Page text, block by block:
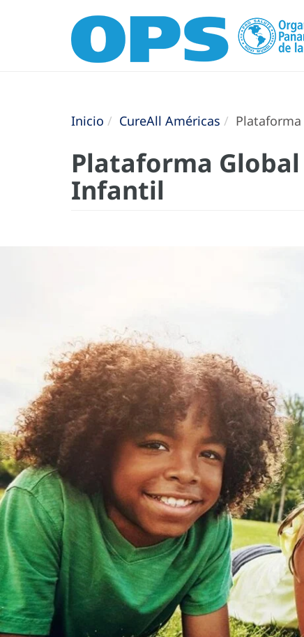
Inicio CureAll Américas
Plataforma
Infantil